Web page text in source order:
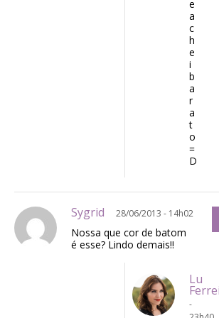
e
a
c
h
e
i
b
a
r
a
t
o
=
D
Sygrid 28/06/2013 - 14h02
Nossa que cor de batom
é esse? Lindo demais!!
Lu
-